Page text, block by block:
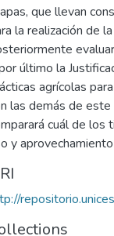
que llevan
la realización de
último la
agrícolas
las demás de
cuál de los
y